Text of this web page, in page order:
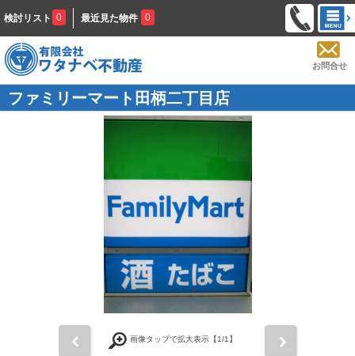
検討リスト 0 最近見た物件 0
お問合せ
ファミリーマート田柄二丁目店
画像タップで拡大表示【1/1】